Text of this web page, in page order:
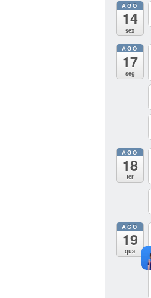
AGO
14
sex
AGO
17
seg
AGO
18
ter
AGO
19
qua